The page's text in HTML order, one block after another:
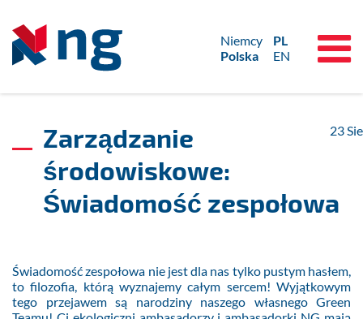
Niemcy
Polska
PL
EN
Zarządzanie
środowiskowe:
Świadomość zespołowa
23 Sie
Świadomość zespołowa nie jest dla nas tylko pustym hasłem,
to filozofia, którą wyznajemy całym sercem! Wyjątkowym
tego przejawem są narodziny naszego własnego Green